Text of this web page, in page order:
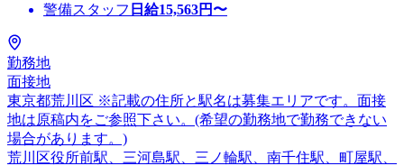
警備スタッフ 日給15,563円〜
勤務地
面接地
東京都荒川区 ※記載の住所と駅名は募集エリアです。面接
地は原稿内をご参照下さい。(希望の勤務地で勤務できない
場合があります。)
荒川区役所前駅、三河島駅、三ノ輪駅、南千住駅、町屋駅、